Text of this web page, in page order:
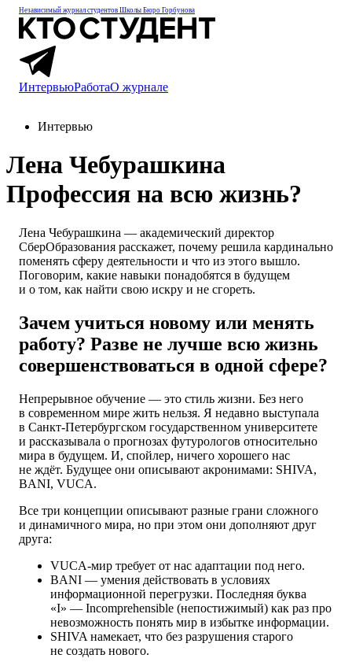
Независимый журнал студентов Школы Бюро Горбунова
ИнтервьюРаботаО журнале
Интервью
Лена Чебурашкина
Профессия на всю жизнь?
Лена Чебурашкина — академический директор
СберОбразования расскажет, почему решила кардинально
поменять сферу деятельности и что из этого вышло.
Поговорим, какие навыки понадобятся в будущем
и о том, как найти свою искру и не сгореть.
Зачем учиться новому или менять
работу? Разве не лучше всю жизнь
совершенствоваться в одной сфере?
Непрерывное обучение — это стиль жизни. Без него
в современном мире жить нельзя. Я недавно выступала
в Санкт-Петербургском государственном университете
и рассказывала о прогнозах футурологов относительно
мира в будущем. И, спойлер, ничего хорошего нас
не ждёт. Будущее они описывают акронимами: SHIVA,
BANI, VUCA.
Все три концепции описывают разные грани сложного
и динамичного мира, но при этом они дополняют друг
друга:
VUCA-мир требует от нас адаптации под него.
BANI — умения действовать в условиях
информационной перегрузки. Последняя буква
«I» — Incomprehensible (непостижимый) как раз про
невозможность понять мир в избытке информации.
SHIVA намекает, что без разрушения старого
не создать нового.